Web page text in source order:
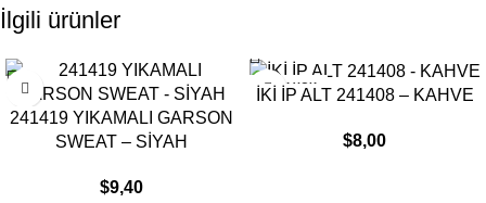
İlgili ürünler
241419 YIKAMALI GARSON
SWEAT – SİYAH
$9,40
STOK YOK
İKİ İP ALT 241408 – KAHVE
$8,00